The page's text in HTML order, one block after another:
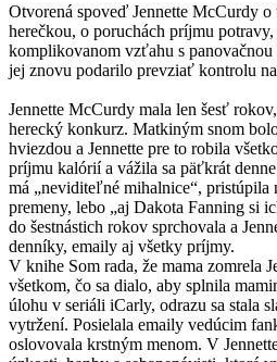
Otvorená spoveď Jennette McCurdy o
herečkou, o poruchách príjmu
komplikovanom vzťahu s panovačnou
jej znovu podarilo prevziať kontrolu
Jennette McCurdy mala len šesť
herecký konkurz. Matkiným snom
hviezdou a Jennette pre to robila
príjmu kalórií a vážila sa päťkrát
má „neviditeľné mihalnice“, pristúpila
premeny, lebo „aj Dakota Fanning si
do šestnástich rokov sprchovala a
denníky, emaily aj všetky príjmy.
V knihe Som rada, že mama zomrela
všetkom, čo sa dialo, aby splnila
úlohu v seriáli iCarly, odrazu sa stala
vytržení. Posielala emaily vedúcim
oslovovala krstným menom. V